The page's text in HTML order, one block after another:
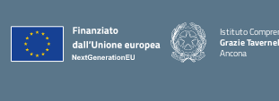
Istituto
Grazie
Ancona